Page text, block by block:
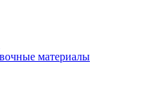
материалы